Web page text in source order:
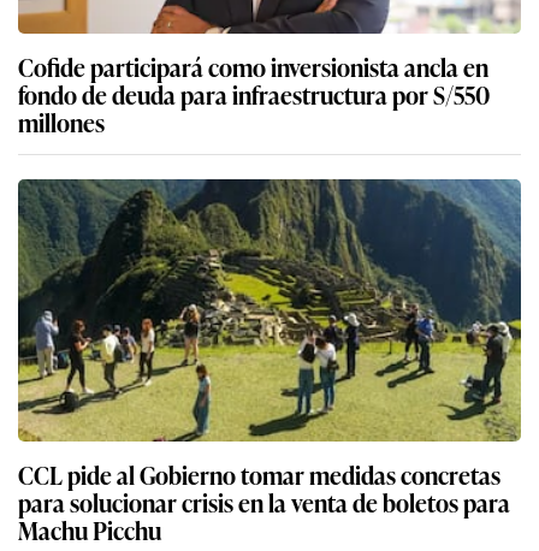
Cofide participará como inversionista ancla en
fondo de deuda para infraestructura por S/550
millones
CCL pide al Gobierno tomar medidas concretas
para solucionar crisis en la venta de boletos para
Machu Picchu